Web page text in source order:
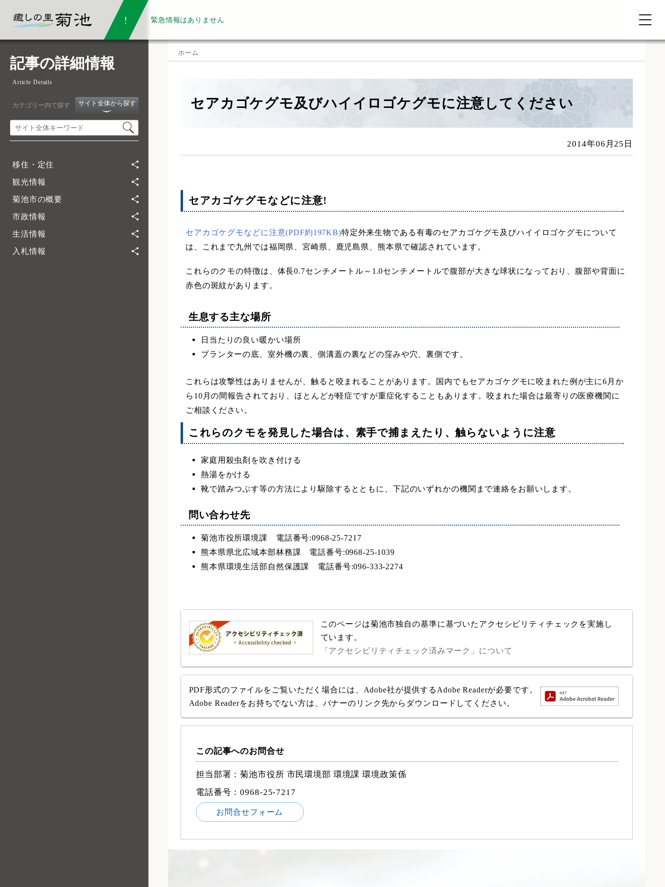
緊急情報はありません
記事の詳細情報
Article Details
カテゴリー内で探す サイト全体から探す
移住・定住
観光情報
菊池市の概要
市政情報
生活情報
入札情報
ホーム
セアカゴケグモ及びハイイロゴケグモに注意してください
2014年06月25日
セアカゴケグモなどに注意!
セアカゴケグモなどに注意(PDF約197KB)特定外来生物である有毒のセアカゴケグモ及びハイイロゴケグモについて
は、これまで九州では福岡県、宮崎県、鹿児島県、熊本県で確認されています。
これらのクモの特徴は、体長0.7センチメートル～1.0センチメートルで腹部が大きな球状になっており、腹部や背面に
赤色の斑紋があります。
生息する主な場所
日当たりの良い暖かい場所
プランターの底、室外機の裏、側溝蓋の裏などの窪みや穴、裏側です。
これらは攻撃性はありませんが、触ると咬まれることがあります。国内でもセアカゴケグモに咬まれた例が主に6月か
ら10月の間報告されており、ほとんどが軽症ですが重症化することもあります。咬まれた場合は最寄りの医療機関に
ご相談ください。
これらのクモを発見した場合は、素手で捕まえたり、触らないように注意
家庭用殺虫剤を吹き付ける
熱湯をかける
靴で踏みつぶす等の方法により駆除するとともに、下記のいずれかの機関まで連絡をお願いします。
問い合わせ先
菊池市役所環境課 電話番号:0968-25-7217
熊本県県北広域本部林務課 電話番号:0968-25-1039
熊本県環境生活部自然保護課 電話番号:096-333-2274
このページは菊池市独自の基準に基づいたアクセシビリティチェックを実施し
ています。
「アクセシビリティチェック済みマーク」について
PDF形式のファイルをご覧いただく場合には、Adobe社が提供するAdobe Readerが必要です。
Adobe Readerをお持ちでない方は、バナーのリンク先からダウンロードしてください。
この記事へのお問合せ
担当部署：菊池市役所 市民環境部 環境課 環境政策係
電話番号：0968-25-7217
お問合せフォーム